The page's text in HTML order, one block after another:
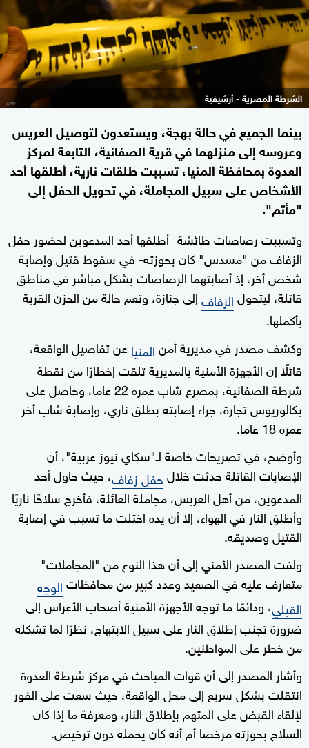
الشرطة المصرية - أرشيفية
بينما الجميع في حالة بهجة، ويستعدون لتوصيل العريس
وعروسه إلى منزلهما في قرية الصفانية، التابعة لمركز
العدوة بمحافظة المنيا، تسببت طلقات نارية، أطلقها أحد
الأشخاص على سبيل المجاملة، في تحويل الحفل إلى
"مأتم".
وتسببت رصاصات طائشة -أطلقها أحد المدعوين لحضور حفل
الزفاف من "مسدس" كان بحوزته- في سقوط قتيل وإصابة
شخص أخر، إذ أصابتهما الرصاصات بشكل مباشر في مناطق
قاتلة، ليتحولالزفافإلى جنازة، وتعم حالة من الحزن القرية
بأكملها.
وكشف مصدر في مديرية أمنالمنيا عن تفاصيل الواقعة،
قائلًا إن الأجهزة الأمنية بالمديرية تلقت إخطارًا من نقطة
شرطة الصفانية، بمصرع شاب عمره 22 عاما، وحاصل على
بكالوريوس تجارة، جراء إصابته بطلق ناري، وإصابة شاب أخر
عمره 18 عاما.
وأوضح، في تصريحات خاصة لـ"سكاي نيوز عربية"، أن
الإصابات القاتلة حدثت خلالحفل زفاف، حيث حاول أحد
المدعوين، من أهل العريس، مجاملة العائلة، فأخرج سلاحًا ناريًا
وأطلق النار في الهواء، إلا أن يده اختلت ما تسبب في إصابة
القتيل وصديقه.
ولفت المصدر الأمني إلى أن هذا النوع من "المجاملات"
متعارف عليه في الصعيد وعدد كبير من محافظاتالوجه
القبلي، ودائمًا ما توجه الأجهزة الأمنية أصحاب الأعراس إلى
ضرورة تجنب إطلاق النار على سبيل الابتهاج، نظرًا لما تشكله
من خطر على المواطنين.
وأشار المصدر إلى أن قوات المباحث في مركز شرطة العدوة
انتقلت بشكل سريع إلى محل الواقعة، حيث سعت على الفور
لإلقاء القبض على المتهم بإطلاق النار، ومعرفة ما إذا كان
السلاح بحوزته مرخصا أم أنه كان يحمله دون ترخيص.